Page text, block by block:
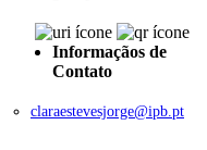
Informaçãos de
Contato
claraestevesjorge@ipb.pt